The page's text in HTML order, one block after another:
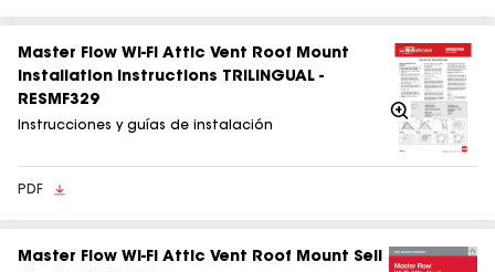
Master Flow Wi-Fi Attic Vent Roof Mount
Installation Instructions TRILINGUAL -
RESMF329
Instrucciones y guías de instalación
Acercarse
PDF
Master Flow Wi-Fi Attic Vent Roof Mount Sell